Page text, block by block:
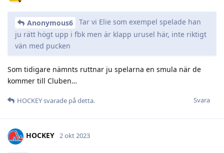
Anonymous6
Tar vi Elie som exempel spelade han
ju rätt högt upp i fbk men är klapp urusel här, inte riktigt
vän med pucken
Som tidigare nämnts ruttnar ju spelarna en smula när de
kommer till Cluben…
Svara
HOCKEYsvarade på detta.
HOCKEY 2 okt 2023